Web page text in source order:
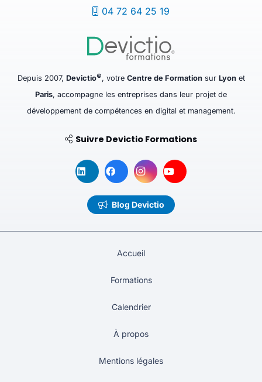
04 72 64 25 19
Depuis 2007, Devictio©, votre Centre de Formationsur Lyonet
Paris, accompagne les entreprises dans leur projet de
développement de compétences en digital et management.
Suivre Devictio Formations
Blog Devictio
Accueil
Formations
Calendrier
À propos
Mentions légales